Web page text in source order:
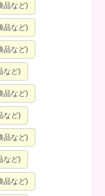
品など)
品など)
品など)
など)
品など)
など)
品など)
など)
品など)